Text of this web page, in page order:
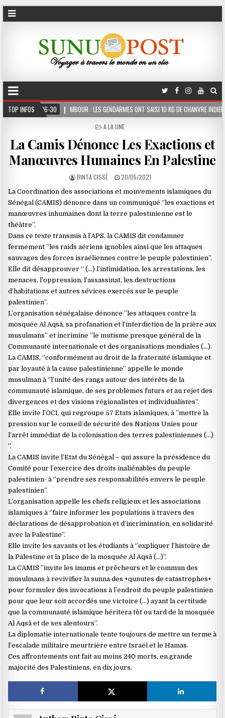
TOP INFOS
MBOUR : LES GENDARMES ONT SAISI 10 KG DE CHANVRE INDIEN DISSIMULÉS DANS LE
POSTED
A LA UNE
La Camis Dénonce Les Exactions et
Manœuvres Humaines En Palestine
BINTA CISSÉ 20/05/2021
La Coordination des associations et mouvements islamiques du
Sénégal (CAMIS) dénonce dans un communiqué ‘’les exactions et
manœuvres inhumaines dont la terre palestinienne est le
théâtre’’.
Dans ce texte transmis à l’APS, la CAMIS dit condamner
fermement ’’les raids aériens ignobles ainsi que les attaques
sauvages des forces israéliennes contre le peuple palestinien’’.
Elle dit désapprouver ‘‘ (…) l’intimidation, les arrestations, les
menaces, l’oppression, l’assassinat, les destructions
d’habitations et autres sévices exercés sur le peuple
palestinien’’.
L’organisation sénégalaise dénonce ’’les attaques contre la
mosquée Al Aqsâ, sa profanation et l’interdiction de la prière aux
musulmans’’ et incrimine ’’le mutisme presque général de la
Communauté internationale et des organisations mondiales (…).
La CAMIS, ‘’conformément au droit de la fraternité islamique et
par loyauté à la cause palestinienne’’ appelle le monde
musulman à ‘’l’unité des rangs autour des intérêts de la
communauté islamique, de ses problèmes futurs et au rejet des
divergences et des visions régionalistes et individualistes’’.
Elle invite l’OCI, qui regroupe 57 Etats islamiques, à ’’mettre la
pression sur le conseil de sécurité des Nations Unies pour
l’arrêt immédiat de la colonisation des terres palestiniennes (…)
’’.
La CAMIS invite l’Etat du Sénégal – qui assure la présidence du
Comité pour l’exercice des droits inaliénables du peuple
palestinien- à ‘’prendre ses responsabilités envers le peuple
palestinien’’.
L’organisation appelle les chefs religieux et les associations
islamiques à ‘’faire informer les populations à travers des
déclarations de désapprobation et d’incrimination, en solidarité
avec la Palestine’’.
Elle invite les savants et les étudiants à ‘’expliquer l’histoire de
la Palestine et la place de la mosquée Al Aqsâ (…)’’.
La CAMIS ’’invite les imams et prêcheurs et le commun des
musulmans à revivifier la sunna des +qunutes de catastrophes+
pour formuler des invocations à l’endroit du peuple palestinien
pour que leur soit accordés une victoire (…) ayant la certitude
que la communauté islamique héritera tôt ou tard de la mosquée
Al Aqsâ et de ses alentours’’.
La diplomatie internationale tente toujours de mettre un terme à
l’escalade militaire meurtrière entre Israël et le Hamas.
Ces affrontements ont fait au moins 240 morts, en grande
majorité des Palestiniens, en dix jours.